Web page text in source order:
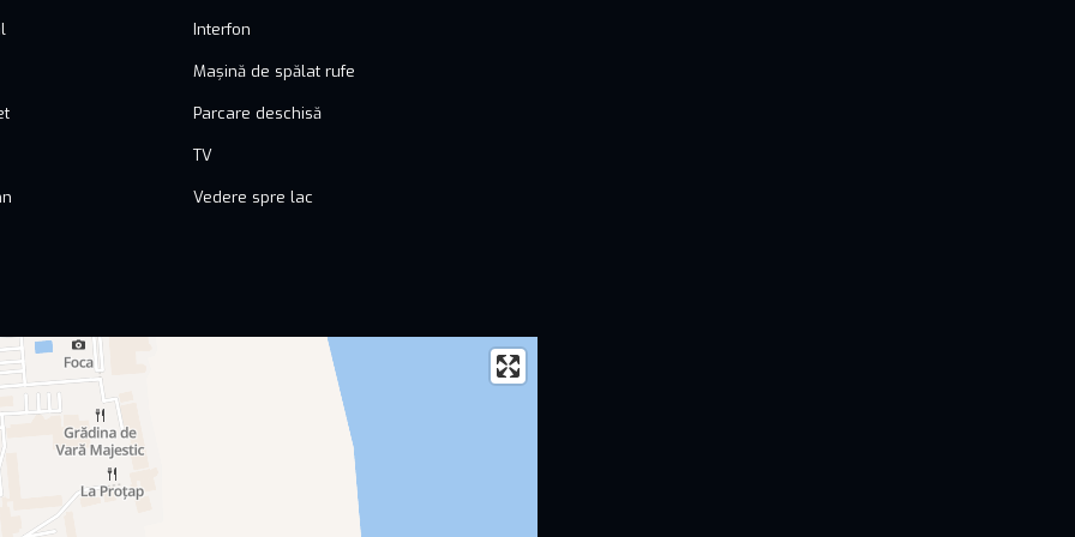
Interfon
Mașină de spălat rufe
Parcare deschisă
TV
Vedere spre lac